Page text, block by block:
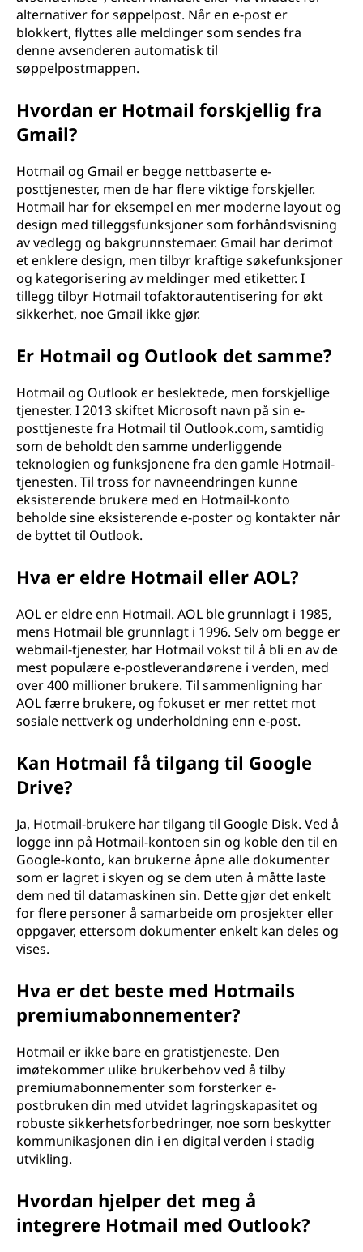
alternativer for søppelpost. Når en e-post er
blokkert, flyttes alle meldinger som sendes fra
denne avsenderen automatisk til
søppelpostmappen.
Hvordan er Hotmail forskjellig fra
Gmail?
Hotmail og Gmail er begge nettbaserte e-
posttjenester, men de har flere viktige forskjeller.
Hotmail har for eksempel en mer moderne layout og
design med tilleggsfunksjoner som forhåndsvisning
av vedlegg og bakgrunnstemaer. Gmail har derimot
et enklere design, men tilbyr kraftige søkefunksjoner
og kategorisering av meldinger med etiketter. I
tillegg tilbyr Hotmail tofaktorautentisering for økt
sikkerhet, noe Gmail ikke gjør.
Er Hotmail og Outlook det samme?
Hotmail og Outlook er beslektede, men forskjellige
tjenester. I 2013 skiftet Microsoft navn på sin e-
posttjeneste fra Hotmail til Outlook.com, samtidig
som de beholdt den samme underliggende
teknologien og funksjonene fra den gamle Hotmail-
tjenesten. Til tross for navneendringen kunne
eksisterende brukere med en Hotmail-konto
beholde sine eksisterende e-poster og kontakter når
de byttet til Outlook.
Hva er eldre Hotmail eller AOL?
AOL er eldre enn Hotmail. AOL ble grunnlagt i 1985,
mens Hotmail ble grunnlagt i 1996. Selv om begge er
webmail-tjenester, har Hotmail vokst til å bli en av de
mest populære e-postleverandørene i verden, med
over 400 millioner brukere. Til sammenligning har
AOL færre brukere, og fokuset er mer rettet mot
sosiale nettverk og underholdning enn e-post.
Kan Hotmail få tilgang til Google
Drive?
Ja, Hotmail-brukere har tilgang til Google Disk. Ved å
logge inn på Hotmail-kontoen sin og koble den til en
Google-konto, kan brukerne åpne alle dokumenter
som er lagret i skyen og se dem uten å måtte laste
dem ned til datamaskinen sin. Dette gjør det enkelt
for flere personer å samarbeide om prosjekter eller
oppgaver, ettersom dokumenter enkelt kan deles og
vises.
Hva er det beste med Hotmails
premiumabonnementer?
Hotmail er ikke bare en gratistjeneste. Den
imøtekommer ulike brukerbehov ved å tilby
premiumabonnementer som forsterker e-
postbruken din med utvidet lagringskapasitet og
robuste sikkerhetsforbedringer, noe som beskytter
kommunikasjonen din i en digital verden i stadig
utvikling.
Hvordan hjelper det meg å
integrere Hotmail med Outlook?